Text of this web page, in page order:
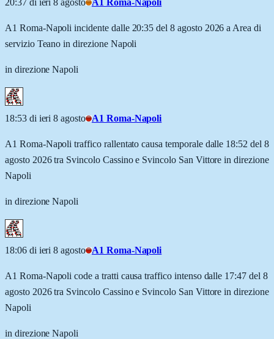
A1 Roma-Napoli incidente dalle 20:35 del 8 agosto 2026 a Area di
servizio Teano in direzione Napoli
in direzione Napoli
18:53 di ieri 8 agosto A1 Roma-Napoli
A1 Roma-Napoli traffico rallentato causa temporale dalle 18:52 del 8
agosto 2026 tra Svincolo Cassino e Svincolo San Vittore in direzione
Napoli
in direzione Napoli
18:06 di ieri 8 agosto A1 Roma-Napoli
A1 Roma-Napoli code a tratti causa traffico intenso dalle 17:47 del 8
agosto 2026 tra Svincolo Cassino e Svincolo San Vittore in direzione
Napoli
in direzione Napoli